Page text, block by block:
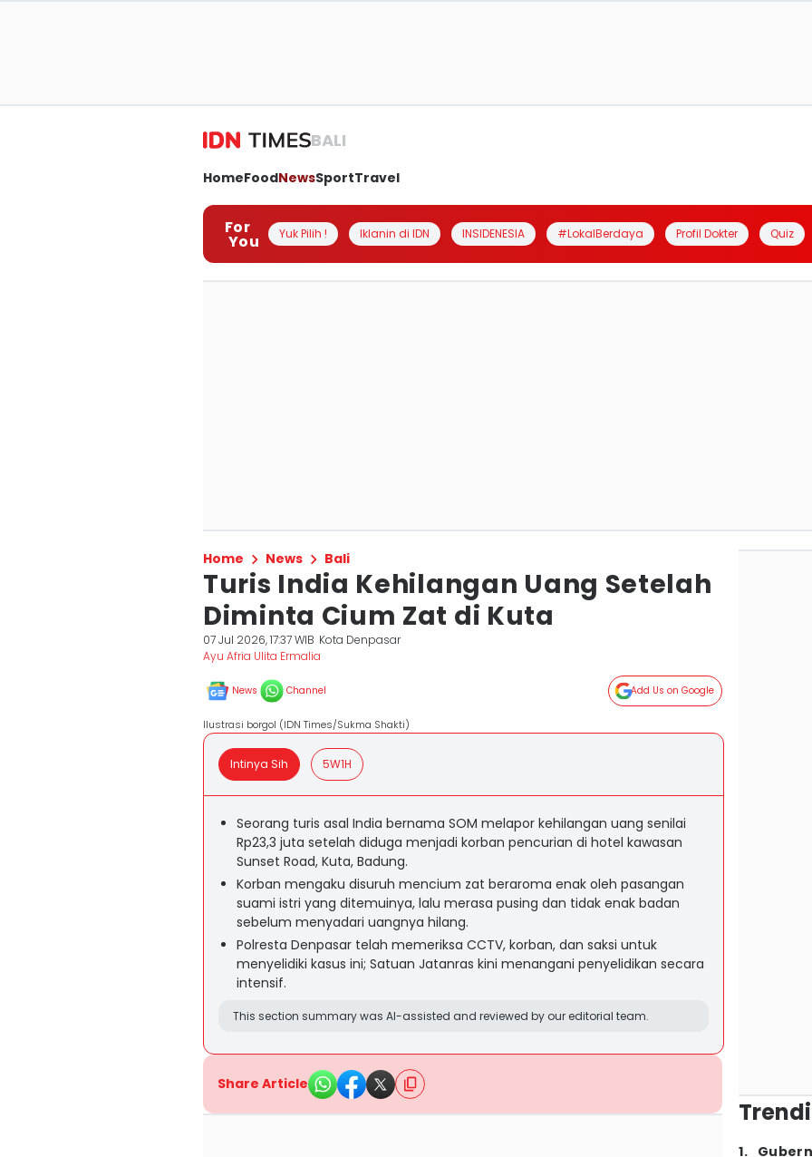
BALI
HomeFoodNewsSportTravel
For
You Yuk Pilih ! Iklanin di IDN INSIDENESIA #LokalBerdaya Profil Dokter Quiz
Home News Bali
Turis India Kehilangan Uang Setelah
Diminta Cium Zat di Kuta
07 Jul 2026, 17:37 WIB Kota Denpasar
Ayu Afria Ulita Ermalia
News Channel Add Us on Google
Ilustrasi borgol (IDN Times/Sukma Shakti)
Intinya Sih 5W1H
Seorang turis asal India bernama SOM melapor kehilangan uang senilai
Rp23,3 juta setelah diduga menjadi korban pencurian di hotel kawasan
Sunset Road, Kuta, Badung.
Korban mengaku disuruh mencium zat beraroma enak oleh pasangan
suami istri yang ditemuinya, lalu merasa pusing dan tidak enak badan
sebelum menyadari uangnya hilang.
Polresta Denpasar telah memeriksa CCTV, korban, dan saksi untuk
menyelidiki kasus ini; Satuan Jatanras kini menangani penyelidikan secara
intensif.
This section summary was AI-assisted and reviewed by our editorial team.
Share Article
1.